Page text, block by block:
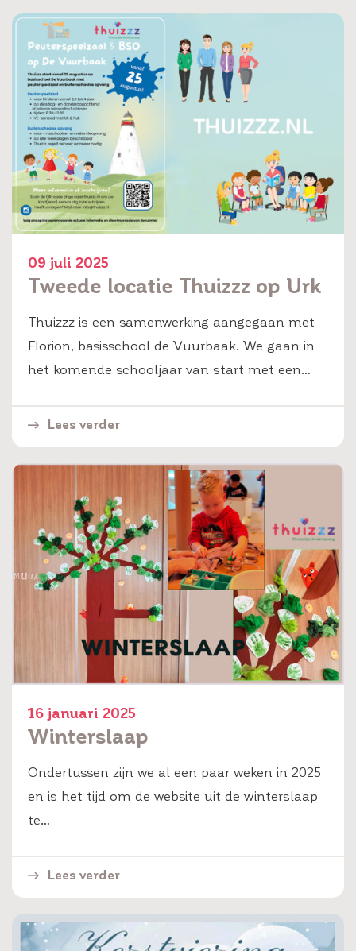
09 juli 2025
Tweede locatie Thuizzz op Urk
Thuizzz is een samenwerking aangegaan met
Florion, basisschool de Vuurbaak. We gaan in
het komende schooljaar van start met een…
Lees verder
16 januari 2025
Winterslaap
Ondertussen zijn we al een paar weken in 2025
en is het tijd om de website uit de winterslaap
te…
Lees verder